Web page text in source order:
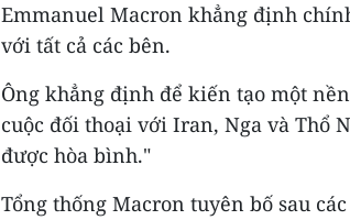
Emmanuel Macron khẳng định
với tất cả các bên.
Ông khẳng định để kiến tạo một
cuộc đối thoại với Iran, Nga và Thổ
được hòa bình."
Tổng thống Macron tuyên bố sau